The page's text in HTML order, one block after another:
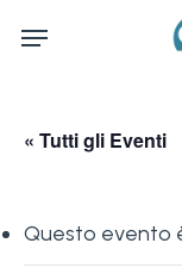
Menu
« Tutti gli Eventi
Questo evento